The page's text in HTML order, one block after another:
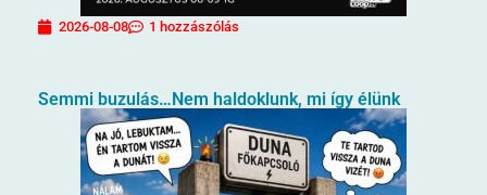
2026-08-08 1 hozzászólás
Semmi buzulás…Nem haldoklunk, mi így élünk